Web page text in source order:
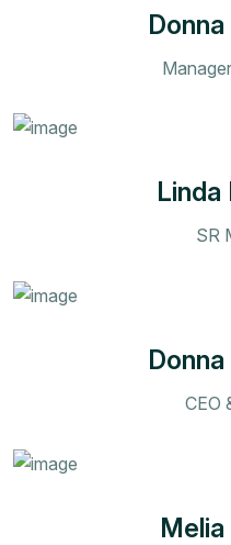
Linda
SR
CEO
Melia